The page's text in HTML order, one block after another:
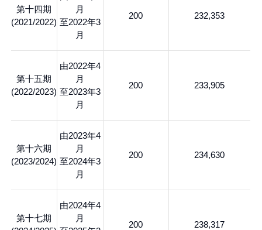
第十四期
(2021/2022)
月
至2022年3
月
200 232,353
第十五期
(2022/2023)
由2022年4
月
至2023年3
月
200 233,905
第十六期
(2023/2024)
由2023年4
月
至2024年3
月
200 234,630
第十七期
由2024年4
月
200 238,317